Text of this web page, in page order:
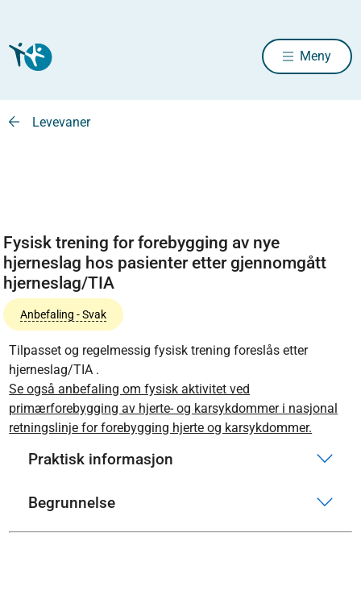
Meny
Levevaner
Fysisk trening for forebygging av nye
hjerneslag hos pasienter etter gjennomgått
hjerneslag/TIA
Anbefaling - Svak
Tilpasset og regelmessig fysisk trening foreslås etter
hjerneslag/TIA .
Se også anbefaling om fysisk aktivitet ved
primærforebygging av hjerte- og karsykdommer i nasjonal
retningslinje for forebygging hjerte og karsykdommer.
Praktisk informasjon
Begrunnelse